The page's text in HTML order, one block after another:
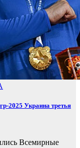
2025 Украина третья
Всемирные